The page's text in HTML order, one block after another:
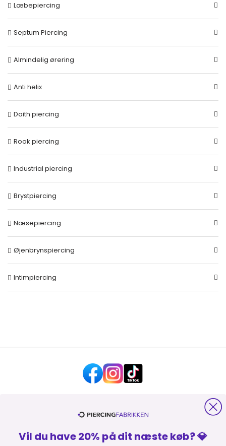
Læbepiercing
Septum Piercing
Almindelig ørering
Anti helix
Daith piercing
Rook piercing
Industrial piercing
Brystpiercing
Næsepiercing
Øjenbrynspiercing
Intimpiercing
HJÆLP OG KONTAKT
Vil du have 20% på dit næste køb? 💎